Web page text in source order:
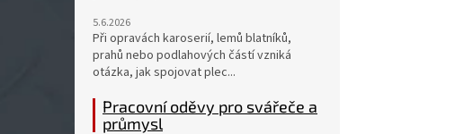
5.6.2026
Při opravách karoserií, lemů blatníků,
prahů nebo podlahových částí vzniká
otázka, jak spojovat plec...
Pracovní oděvy pro svářeče a
průmysl